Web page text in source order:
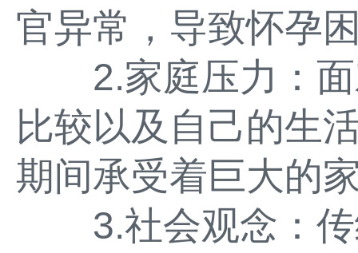
官异常，导致怀孕
2.家庭压力：面
比较以及自己的生
期间承受着巨大的
3.社会观念：传